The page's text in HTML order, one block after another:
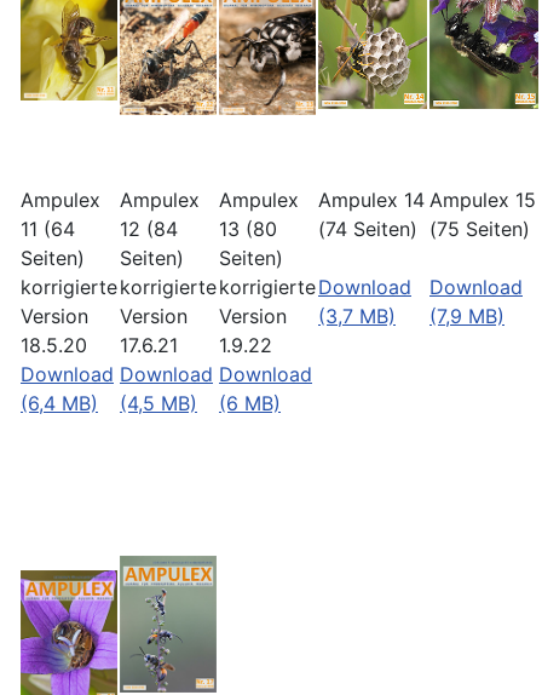
Ampulex
11 (64
Seiten)
korrigierte
Version
18.5.20
Download
(6,4 MB)
Ampulex
12 (84
Seiten)
korrigierte
Version
17.6.21
Download
(4,5 MB)
Ampulex
13 (80
Seiten)
korrigierte
Version
1.9.22
Download
(6 MB)
Ampulex 14
(74 Seiten)
Download
(3,7 MB)
Ampulex 15
(75 Seiten)
Download
(7,9 MB)